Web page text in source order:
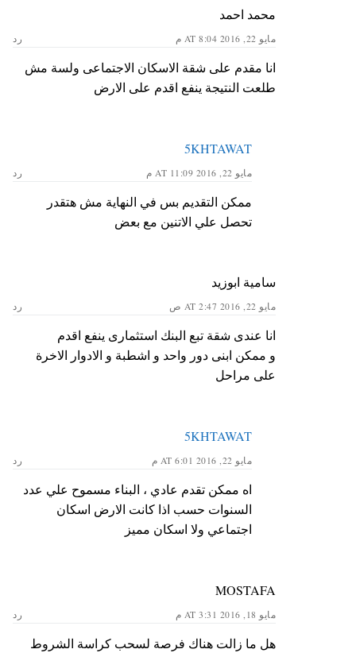
محمد احمد
مايو 22, 2016 AT 8:04 م رد
انا مقدم على شقة الاسكان الاجتماعى ولسة مش
طلعت النتيجة ينفع اقدم على الارض
5KHTAWAT
مايو 22, 2016 AT 11:09 م رد
ممكن التقديم بس في النهاية مش هتقدر
تحصل علي الاتنين مع بعض
سامية ابوزيد
مايو 22, 2016 AT 2:47 ص رد
انا عندى شقة تبع البنك استثمارى ينفع اقدم
و ممكن ابنى دور واحد و اشطبة و الادوار الاخرة
على مراحل
5KHTAWAT
مايو 22, 2016 AT 6:01 م رد
اه ممكن تقدم عادي ، البناء مسموح علي عدد
السنوات حسب اذا كانت الارض اسكان
اجتماعي ولا اسكان مميز
MOSTAFA
مايو 18, 2016 AT 3:31 م رد
هل ما زالت هناك فرصة لسحب كراسة الشروط